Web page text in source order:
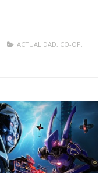
ACTUALIDAD, CO-OP,